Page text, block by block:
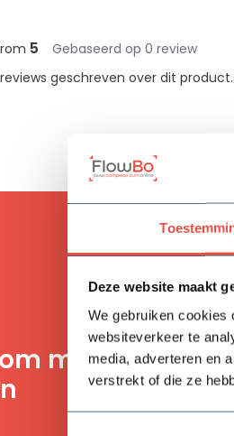
Deze website maakt
We gebruiken cookies
websiteverkeer te
media, adverteren en
verstrekt of die ze
5 Gebaseerd op 0 review
geschreven over dit product..
mee te